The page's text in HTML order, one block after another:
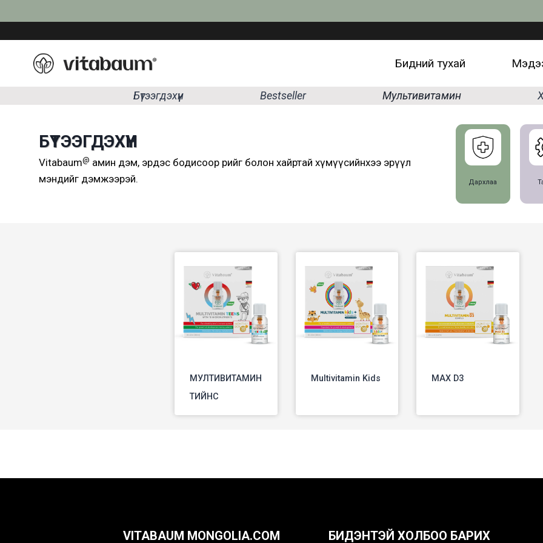
to
content
Бидний тухай
Бүтээгдэхүүн Bestseller Мультивитамин
БҮТЭЭГДЭХҮҮН
Vitabaum@ амин дэм, эрдэс бодисоор өөрийгөө болон хайртай хүмүүсийнхээ эрүүл
мэндийг дэмжээрэй.
Дархлаа
МУЛТИВИТАМИН
ТИЙНС
Multivitamin Kids MAX D3
VITABAUM MONGOLIA.COM БИДЭНТЭЙ ХОЛБОО БАРИХ